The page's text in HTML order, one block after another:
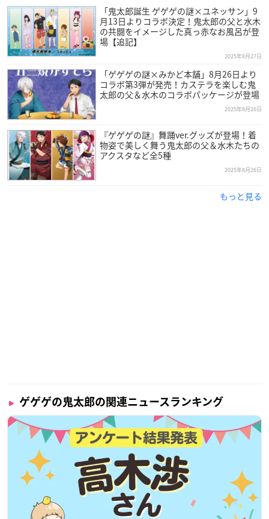
「鬼太郎誕生 ゲゲゲの謎×ユネッサン」9
月13日よりコラボ決定！鬼太郎の父と水木
の共闘をイメージした真っ赤なお風呂が登
場【追記】
2025年8月27日
「ゲゲゲの謎×みかど本舗」8月26日より
コラボ第3弾が発売！カステラを楽しむ鬼
太郎の父＆水木のコラボパッケージが登場
2025年8月26日
『ゲゲゲの謎』舞踊ver.グッズが登場！着
物姿で美しく舞う鬼太郎の父＆水木たちの
アクスタなど全5種
2025年8月26日
もっと見る
ゲゲゲの鬼太郎の関連ニュースランキング